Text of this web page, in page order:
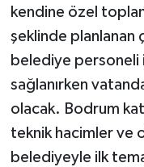
kendine özel
şeklinde planlanan
belediye personeli
sağlanırken
olacak. Bodrum
teknik hacimler ve
belediyeyle ilk